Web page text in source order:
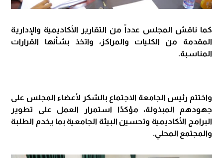
كما ناقش المجلس عدداً من التقارير الأكاديمية والإدارية
المقدمة من الكليات والمراكز، واتخذ بشأنها القرارات
المناسبة.
واختتم رئيس الجامعة الاجتماع بالشكر لأعضاء المجلس على
جهودهم المبذولة، مؤكدًا استمرار العمل على تطوير
البرامج الأكاديمية وتحسين البيئة الجامعية بما يخدم الطلبة
والمجتمع المحلي.